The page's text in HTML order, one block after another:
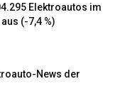
Elektroautos im
(-7,4 %)
News der